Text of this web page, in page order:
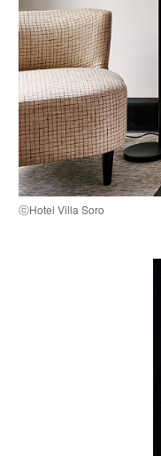
ⓒHotel Villa Soro